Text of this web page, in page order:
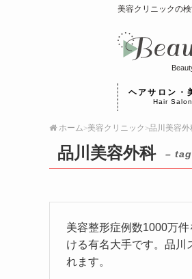
美容クリニックの
ヘアサロン・
Hair Salon
ホーム>美容クリニック >品川美容外
品川美容外科 –
美容整形症例数1000万
ける有名大手です。品川
れます。